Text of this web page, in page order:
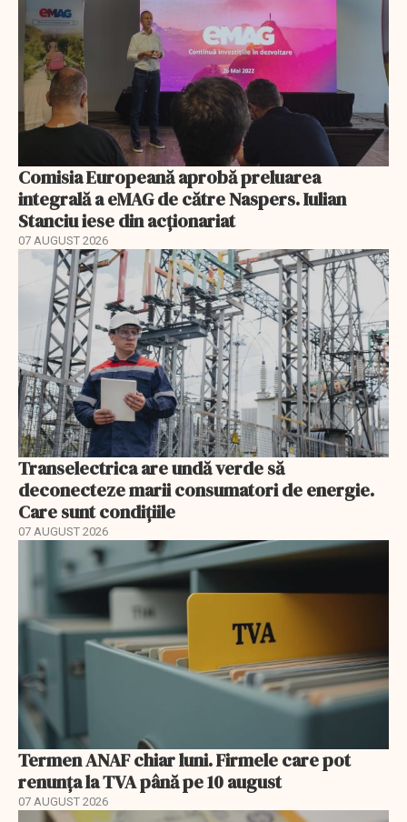
Comisia Europeană aprobă preluarea
integrală a eMAG de către Naspers. Iulian
Stanciu iese din acționariat
07 AUGUST 2026
Transelectrica are undă verde să
deconecteze marii consumatori de energie.
Care sunt condițiile
07 AUGUST 2026
Termen ANAF chiar luni. Firmele care pot
renunța la TVA până pe 10 august
07 AUGUST 2026